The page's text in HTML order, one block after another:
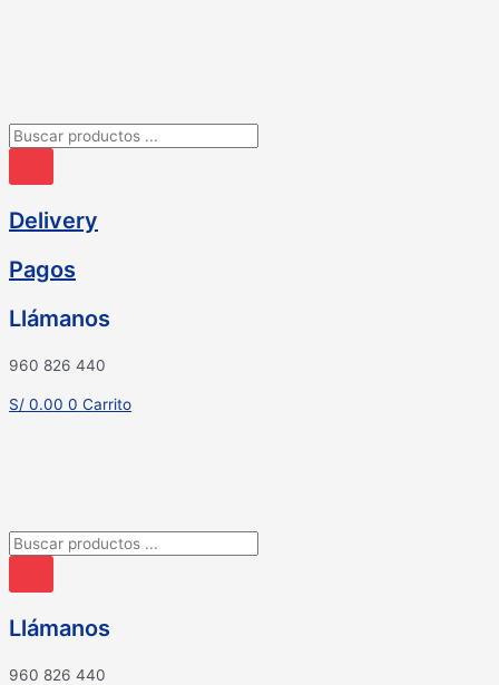
Búsqueda
productos
Delivery
Pagos
Llámanos
960 826 440
S/ 0.00 0 Carrito
Búsqueda
productos
Llámanos
960 826 440